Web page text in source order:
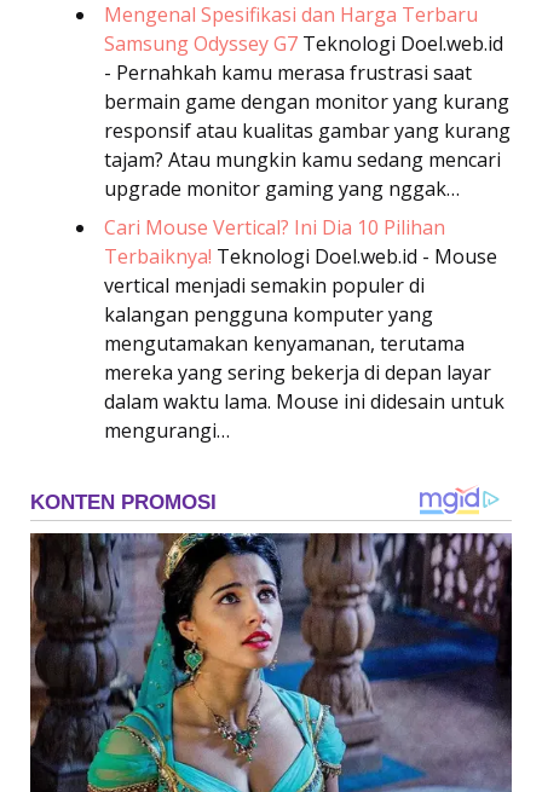
Mengenal Spesifikasi dan Harga Terbaru
Samsung Odyssey G7 Teknologi Doel.web.id
- Pernahkah kamu merasa frustrasi saat
bermain game dengan monitor yang kurang
responsif atau kualitas gambar yang kurang
tajam? Atau mungkin kamu sedang mencari
upgrade monitor gaming yang nggak…
Cari Mouse Vertical? Ini Dia 10 Pilihan
Terbaiknya! Teknologi Doel.web.id - Mouse
vertical menjadi semakin populer di
kalangan pengguna komputer yang
mengutamakan kenyamanan, terutama
mereka yang sering bekerja di depan layar
dalam waktu lama. Mouse ini didesain untuk
mengurangi…